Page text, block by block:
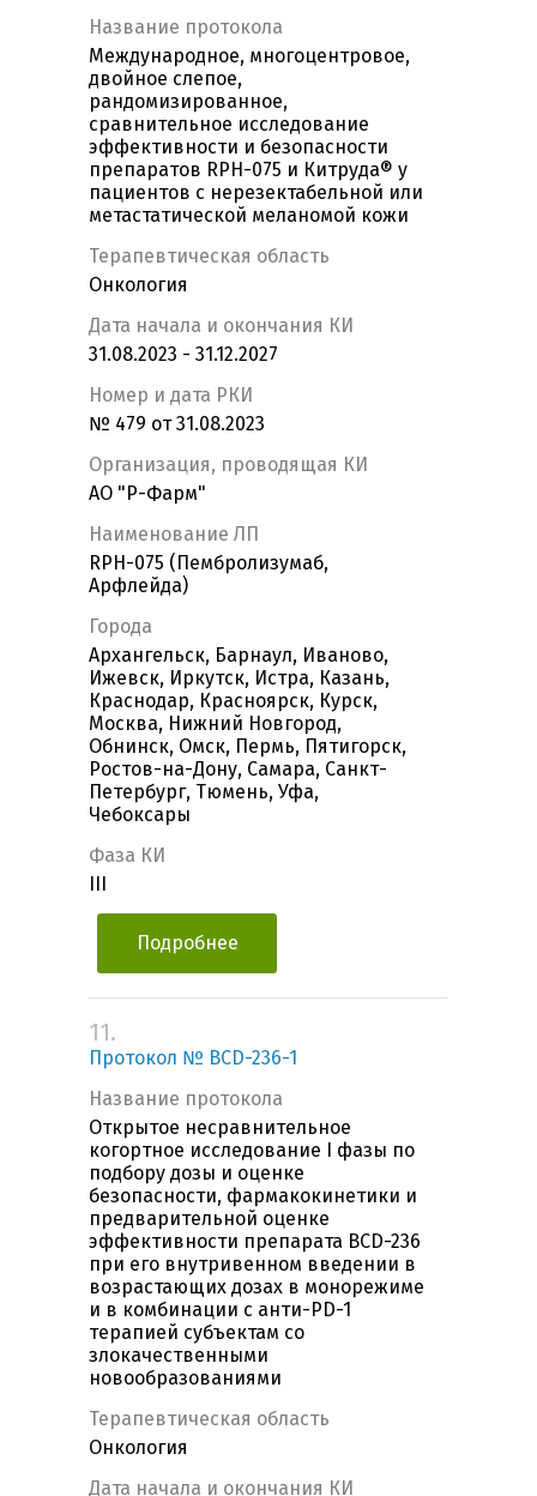
Название протокола
Международное, многоцентровое,
двойное слепое,
рандомизированное,
сравнительное исследование
эффективности и безопасности
препаратов RPH-075 и Китруда® у
пациентов с нерезектабельной или
метастатической меланомой кожи
Терапевтическая область
Онкология
Дата начала и окончания КИ
31.08.2023 - 31.12.2027
Номер и дата РКИ
№ 479 от 31.08.2023
Организация, проводящая КИ
АО "Р-Фарм"
Наименование ЛП
RPH-075 (Пембролизумаб,
Арфлейда)
Города
Архангельск, Барнаул, Иваново,
Ижевск, Иркутск, Истра, Казань,
Краснодар, Красноярск, Курск,
Москва, Нижний Новгород,
Обнинск, Омск, Пермь, Пятигорск,
Ростов-на-Дону, Самара, Санкт-
Петербург, Тюмень, Уфа,
Чебоксары
Фаза КИ
Подробнее
11.
Протокол № BCD-236-1
Название протокола
Открытое несравнительное
когортное исследование I фазы по
подбору дозы и оценке
безопасности, фармакокинетики и
предварительной оценке
эффективности препарата BCD-236
при его внутривенном введении в
возрастающих дозах в монорежиме
и в комбинации с анти-PD-1
терапией субъектам со
злокачественными
новообразованиями
Терапевтическая область
Онкология
Дата начала и окончания КИ